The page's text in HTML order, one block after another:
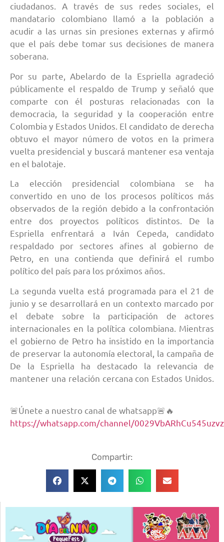
ciudadanos. A través de sus redes sociales, el
mandatario colombiano llamó a la población a
acudir a las urnas sin presiones externas y afirmó
que el país debe tomar sus decisiones de manera
soberana.
Por su parte, Abelardo de la Espriella agradeció
públicamente el respaldo de Trump y señaló que
comparte con él posturas relacionadas con la
democracia, la seguridad y la cooperación entre
Colombia y Estados Unidos. El candidato de derecha
obtuvo el mayor número de votos en la primera
vuelta presidencial y buscará mantener esa ventaja
en el balotaje.
La elección presidencial colombiana se ha
convertido en uno de los procesos políticos más
observados de la región debido a la confrontación
entre dos proyectos políticos distintos. De la
Espriella enfrentará a Iván Cepeda, candidato
respaldado por sectores afines al gobierno de
Petro, en una contienda que definirá el rumbo
político del país para los próximos años.
La segunda vuelta está programada para el 21 de
junio y se desarrollará en un contexto marcado por
el debate sobre la participación de actores
internacionales en la política colombiana. Mientras
el gobierno de Petro ha insistido en la importancia
de preservar la autonomía electoral, la campaña de
De la Espriella ha destacado la relevancia de
mantener una relación cercana con Estados Unidos.
🚨Únete a nuestro canal de whatsapp🚨🔥
https://whatsapp.com/channel/
Compartir: